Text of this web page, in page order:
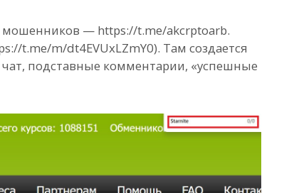
мошенников — https://t.me/akcrptoarb.
t.me/m/dt4EVUxLZmY0). Там создается
подставные комментарии, «успешные